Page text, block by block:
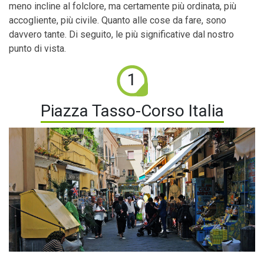
meno incline al folclore, ma certamente più ordinata, più
accogliente, più civile. Quanto alle cose da fare, sono
davvero tante. Di seguito, le più significative dal nostro
punto di vista.
1
Piazza Tasso-­Corso Italia